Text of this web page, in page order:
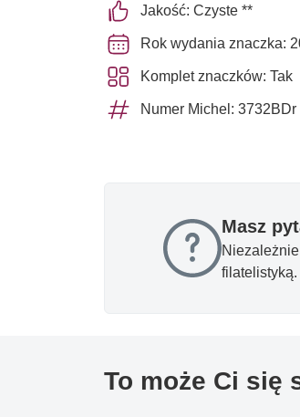
Jakość: Czyste **
Rok wydania znaczka:
Komplet znaczków: Tak
Numer Michel: 3732BDr
Masz
filatelistyką.
To może Ci się